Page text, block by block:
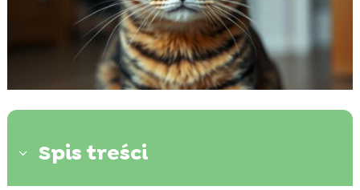
3 Spis treści